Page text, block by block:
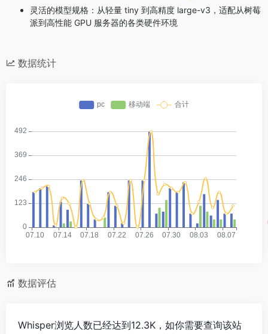
灵活的模型规格：从轻量 tiny 到高精度 large-v3，适配从树莓
派到高性能 GPU 服务器的各类硬件环境
数据统计
数据评估
Whisper浏览人数已经达到12.3K，如你需要查询该站